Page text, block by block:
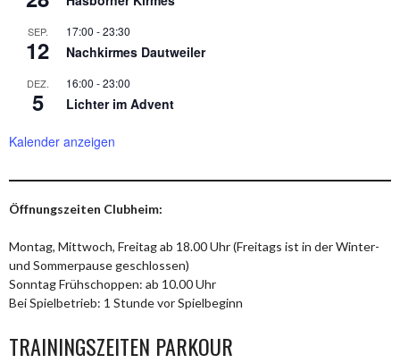
SEP.
12
17:00 -23:30
Nachkirmes Dautweiler
DEZ.
5
16:00 -23:00
Lichter im Advent
Kalender anzeigen
Öffnungszeiten Clubheim:
Montag, Mittwoch, Freitag ab 18.00 Uhr (Freitags ist in der Winter-
und Sommerpause geschlossen)
Sonntag Frühschoppen: ab 10.00 Uhr
Bei Spielbetrieb: 1 Stunde vor Spielbeginn
TRAININGSZEITEN PARKOUR